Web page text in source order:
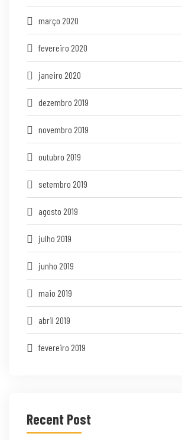
março 2020
fevereiro 2020
janeiro 2020
dezembro 2019
novembro 2019
outubro 2019
setembro 2019
agosto 2019
julho 2019
junho 2019
maio 2019
abril 2019
fevereiro 2019
Recent Post